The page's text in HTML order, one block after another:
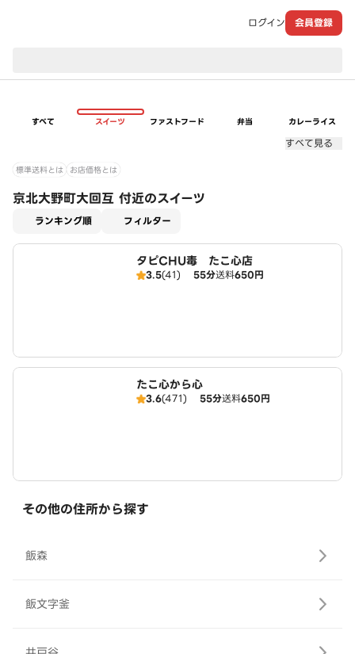
ログイン 会員登録
すべて スイーツ ファストフード 弁当 カレーライス
すべて見る
標準送料とは お店価格とは
京北大野町大回互 付近のスイーツ
ランキング順 フィルター
タピCHU毒 たこ心店
3.5(41) 55分送料650円
たこ心から心
3.6(471) 55分送料650円
その他の住所から探す
飯森
飯文字釜